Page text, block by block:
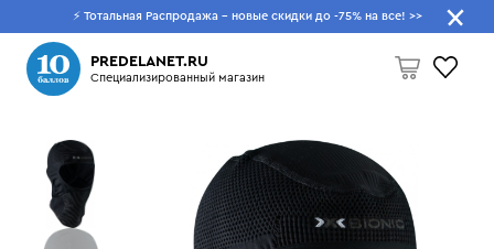
⚡ Тотальная Распродажа - новые скидки до -75% на все! >>
PREDELANET.RU
Специализированный магазин
Пусто
Что будем искать?